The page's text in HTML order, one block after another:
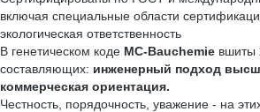
включая специальные области
экологическая ответственность
В генетическом коде MC-Bauchemie вшиты
составляющих: инженерный подход
коммерческая ориентация.
Честность, порядочность, уважение - на